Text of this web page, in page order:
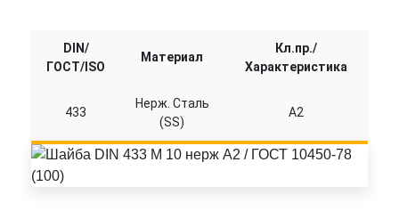
DIN/
ГОСТ/ISO
Материал
Кл.пр./
Характеристика
433
Нерж. Сталь
(SS)
A2